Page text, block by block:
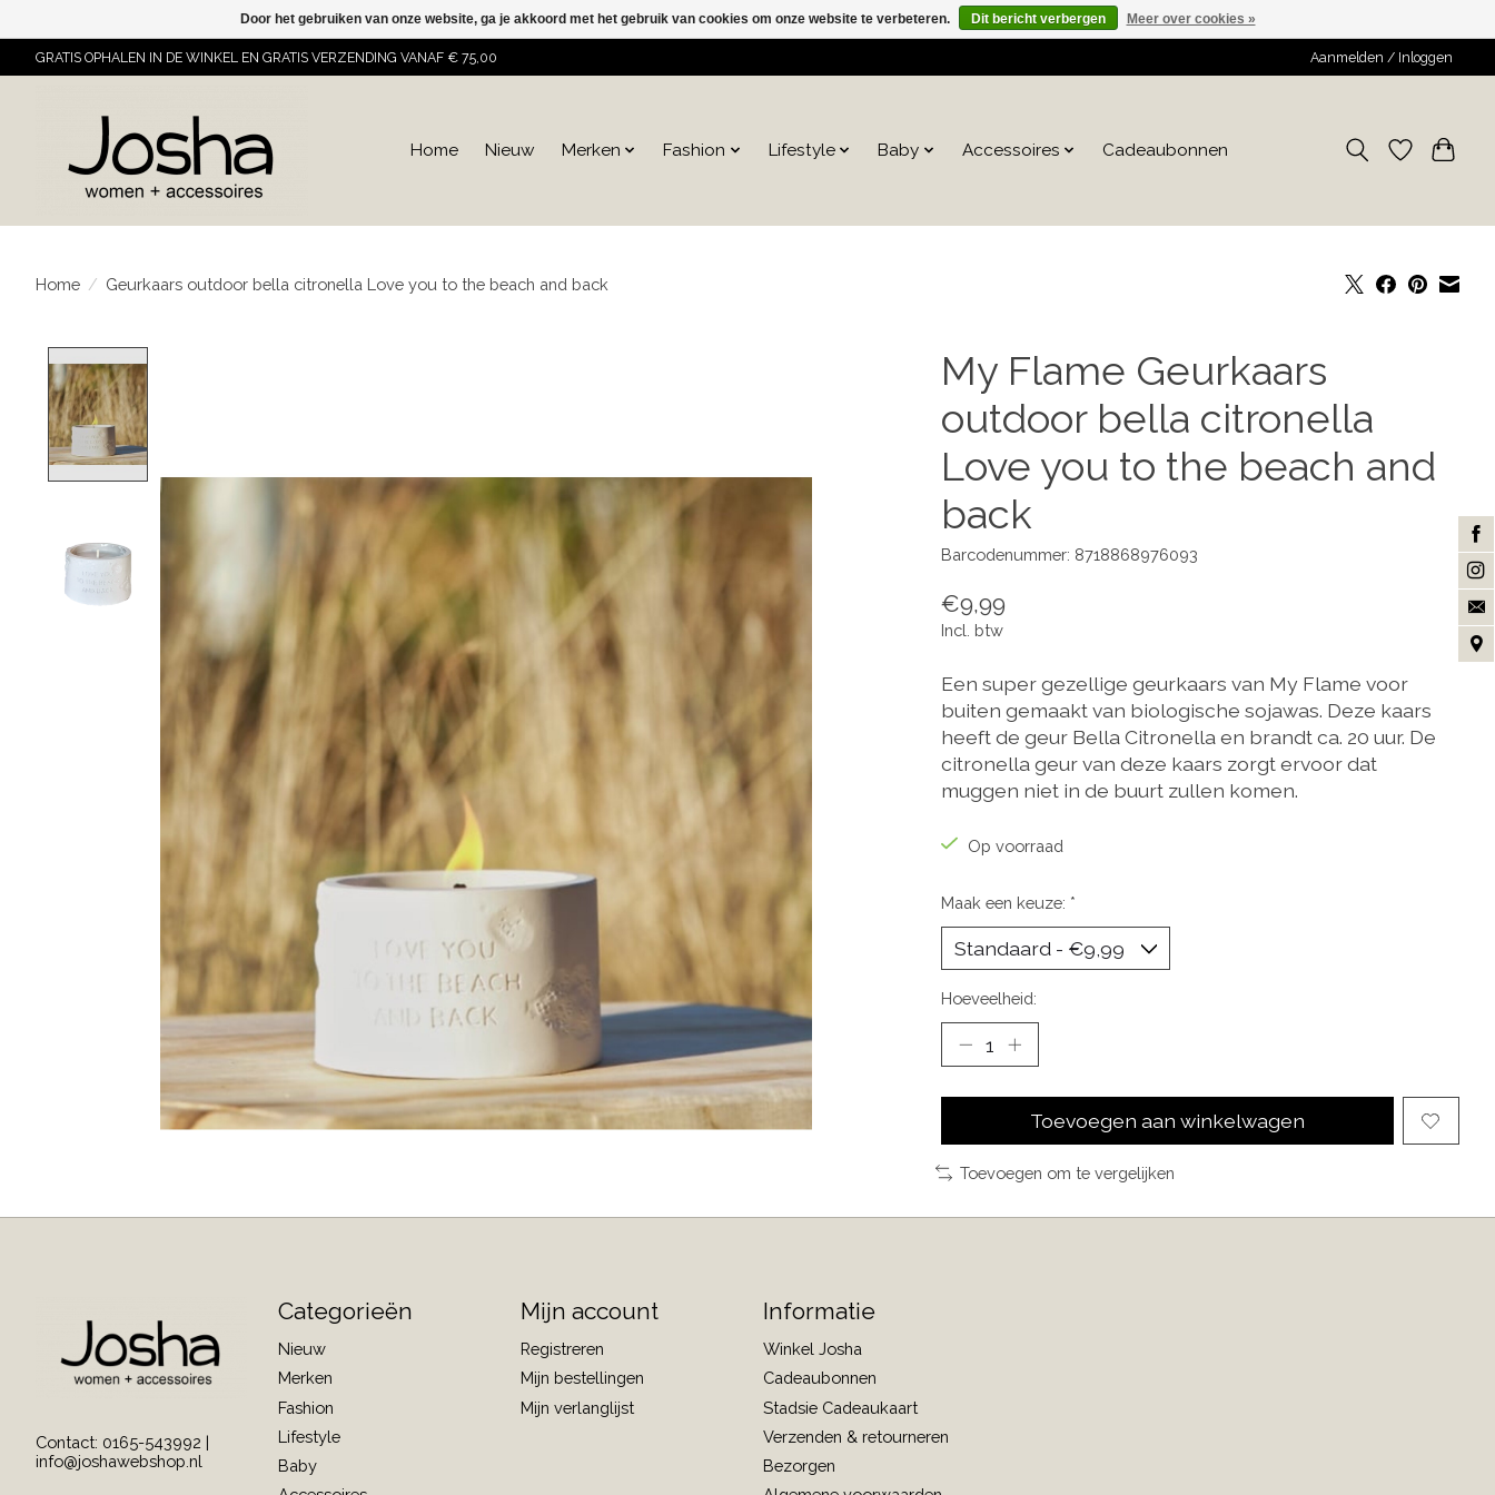
GRATIS OPHALEN IN DE WINKEL EN GRATIS VERZENDING VANAF € 75,00 Aanmelden / Inloggen
Home Nieuw Merken Fashion Lifestyle Baby Accessoires Cadeaubonnen
Home / Geurkaars outdoor bella citronella Love you to the beach and back
My Flame Geurkaars
outdoor bella citronella
Love you to the beach and
back
Barcodenummer: 8718868976093
€9,99
Incl. btw
Een super gezellige geurkaars van My Flame voor
buiten gemaakt van biologische sojawas. Deze kaars
heeft de geur Bella Citronella en brandt ca. 20 uur. De
citronella geur van deze kaars zorgt ervoor dat
muggen niet in de buurt zullen komen.
Op voorraad
Maak een keuze: *
Hoeveelheid:
Toevoegen aan winkelwagen
Toevoegen om te vergelijken
Contact: 0165-543992 |
info@joshawebshop.nl
Categorieën
Nieuw
Merken
Fashion
Lifestyle
Baby
Mijn account
Registreren
Mijn bestellingen
Mijn verlanglijst
Informatie
Winkel Josha
Cadeaubonnen
Stadsie Cadeaukaart
Verzenden & retourneren
Bezorgen
Door het gebruiken van onze website, ga je akkoord met het gebruik van cookies om onze website te verbeteren. Dit bericht verbergen Meer over cookies »